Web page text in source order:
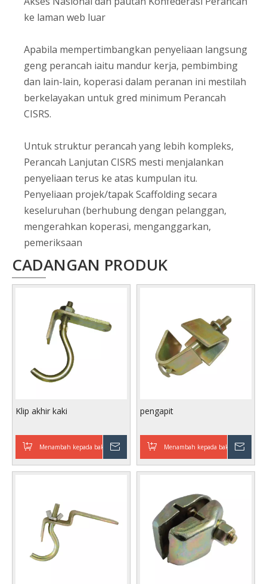
ke laman web luar
Apabila mempertimbangkan penyeliaan langsung
geng perancah iaitu mandur kerja, pembimbing
dan lain-lain, koperasi dalam peranan ini mestilah
berkelayakan untuk gred minimum Perancah
CISRS.
Untuk struktur perancah yang lebih kompleks,
Perancah Lanjutan CISRS mesti menjalankan
penyeliaan terus ke atas kumpulan itu.
Penyeliaan projek/tapak Scaffolding secara
keseluruhan (berhubung dengan pelanggan,
mengerahkan koperasi, menganggarkan,
pemeriksaan
CADANGAN PRODUK
Klip akhir kaki
Menambah kepada bakul Enquire
pengapit
Menambah kepada bakul